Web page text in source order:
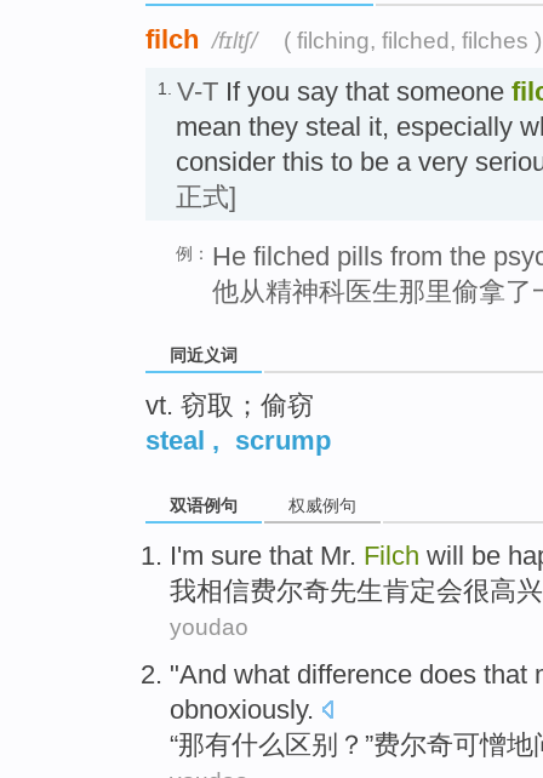
filch /fɪltʃ/ ( filching, filched, filches )
1. V-T If you say that someone
mean they steal it, especially
consider this to be a very
正式]
例： He filched pills from the
他从精神科医生那里偷拿了
同近义词
vt. 窃取；偷窃
steal , scrump
双语例句 权威例句
I'm sure that Mr. Filch will be
我相信费尔奇先生肯定会很高
youdao
"And what difference does that
obnoxiously.
“那有什么 区别 ？”费尔奇可憎地